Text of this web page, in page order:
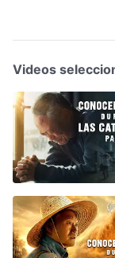
Videos